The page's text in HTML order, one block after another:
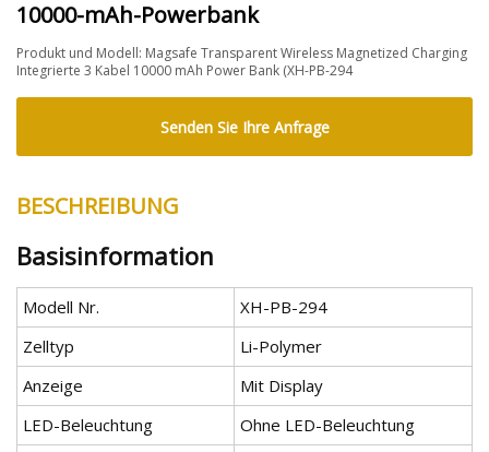
10000-mAh-Powerbank
Produkt und Modell: Magsafe Transparent Wireless Magnetized Charging
Integrierte 3 Kabel 10000 mAh Power Bank (XH-PB-294
Senden Sie Ihre Anfrage
BESCHREIBUNG
Basisinformation
Modell Nr.
XH-PB-294
Zelltyp
Li-Polymer
Anzeige
Mit Display
LED-Beleuchtung
Ohne LED-Beleuchtung